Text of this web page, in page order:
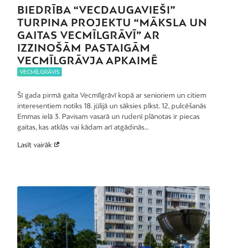
BIEDRĪBA “VECDAUGAVIEŠI”
TURPINA PROJEKTU “MĀKSLA UN
GAITAS VECMĪLGRĀVĪ” AR
IZZINOŠĀM PASTAIGĀM
VECMĪLGRĀVJA APKAIMĒ
VECMĪLGRĀVIS
Šī gada pirmā gaita Vecmīlgrāvī kopā ar senioriem un citiem
interesentiem notiks 18. jūlijā un sāksies plkst. 12, pulcēšanās
Emmas ielā 3. Pavisam vasarā un rudenī plānotas ir piecas
gaitas, kas atklās vai kādam arī atgādinās…
Lasīt vairāk